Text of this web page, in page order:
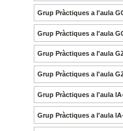
Grup Pràctiques a l'aula
Grup Pràctiques a l'aula
Grup Pràctiques a l'aula
Grup Pràctiques a l'aula
Grup Pràctiques a l'aula
Grup Pràctiques a l'aula